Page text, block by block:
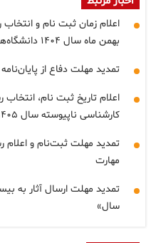
اعلام زمان ثبت نام و انتخاب
بهمن ماه سال ۱۴۰۴ دانشگاه‌ها
تمدید مهلت دفاع از پایان‌نامه
اعلام تاریخ ثبت نام، انتخاب
کارشناسی ناپیوسته سال ۱۴۰۵
تمدید مهلت ثبت‌نام و
مهارت
تمدید مهلت ارسال آثار به
سال»